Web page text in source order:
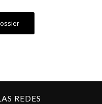
REDES